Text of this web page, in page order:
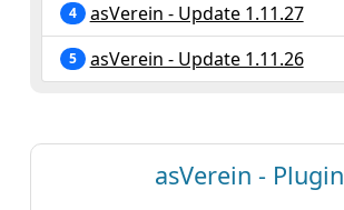
4 asVerein - Update 1.11.27
5 asVerein - Update 1.11.26
asVerein - Plugin